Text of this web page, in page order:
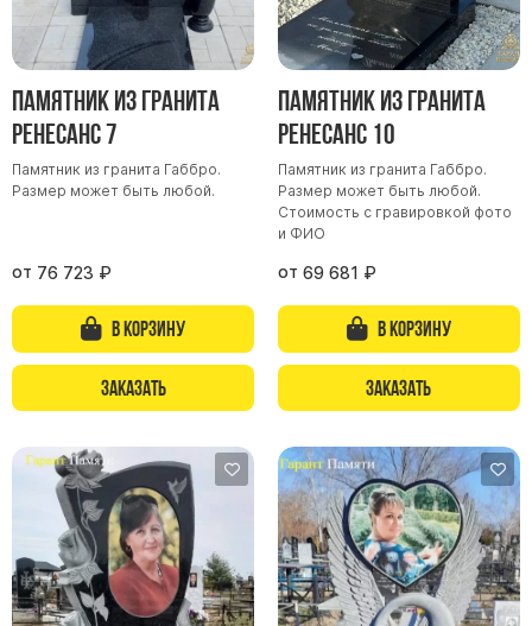
Скульптуры, барельефы и бюсты из бронзы
Колумбарий
Недорогие памятники
Памятники с фотокерамикой
Памятники животным
Памятники младенцу
Памятники двойные
Памятники женщине
Памятники маме
Памятники жене
Памятники дочери
Памятники мужчине
Памятники дедушке
Памятники мужу
Памятники отцу
Памятники парню
Памятник из гранита
Ренесанс 7
Памятник из гранита Габбро.
Размер может быть любой.
от 76 723 ₽
В корзину
Заказать
Памятник из гранита
Ренесанс 10
Памятник из гранита Габбро.
Размер может быть любой.
Стоимость с гравировкой фото
и ФИО
от 69 681 ₽
В корзину
Заказать